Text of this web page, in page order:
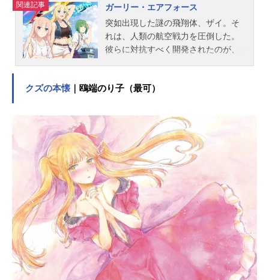
関連記事
ガーリー・エアフォース
突如出現した謎の飛翔体、ザイ。そ
れは、人類の航空戦力を圧倒した。
彼らに対抗すべく開発されたのが、
「アニマ」という操縦機構。それは
出会ったのは真紅に輝く戦闘機、そ
してそれを駆るアニマ・グリペンだ
った。人類の切り札の少女と、空に
焦がれる少年の物語が始まる。作品
名ガーリー・エアフォース放送形態T
Vアニメスケジュール2019年1月10日
（木）～2019年3月28日（木）AT-X
ほか話数全12話キャスト鳴谷慧：逢
坂良太グリペン：森嶋優花イーグ
ル：大和田仁美ファントム：井澤詩
織宋明華：Lynnスタッフ原作：夏海
公司（電撃文庫刊）「ガーリー・エ
アフォース」監督：小野勝巳シリー
クズの本懐 ｜鴎端のり子（最可）